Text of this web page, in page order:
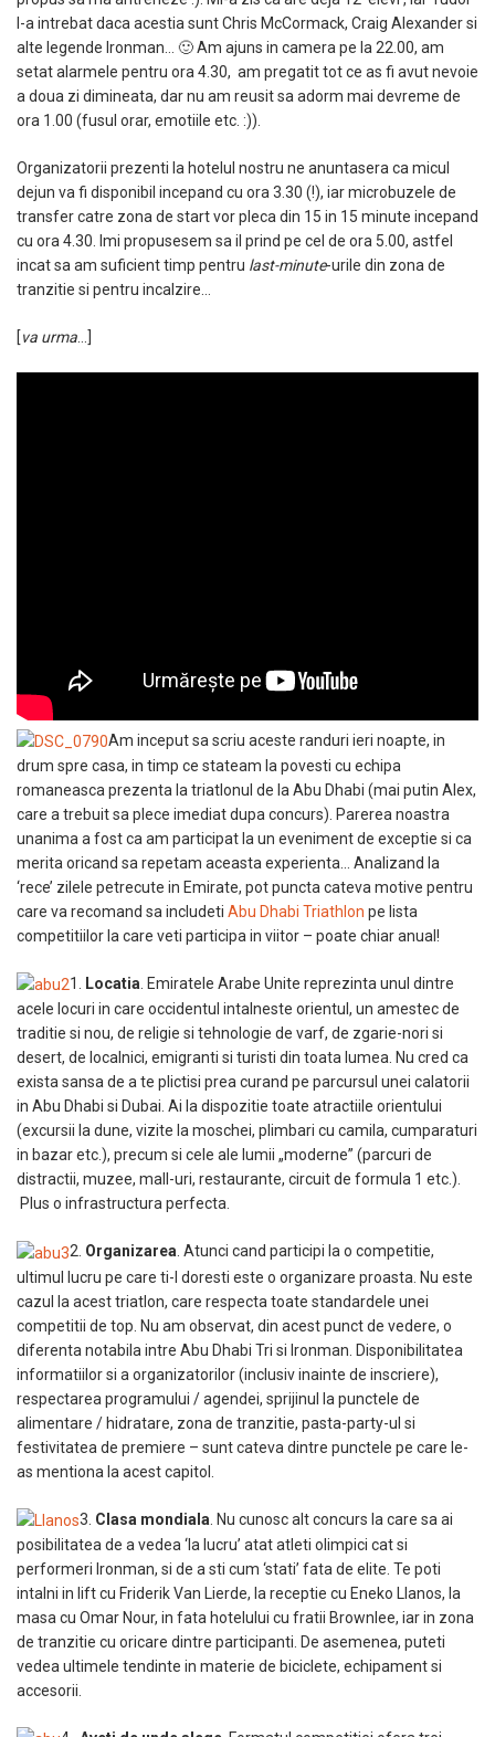
l-a intrebat daca acestia sunt Chris McCormack, Craig Alexander si
alte legende Ironman… 🙂 Am ajuns in camera pe la 22.00, am
setat alarmele pentru ora 4.30, am pregatit tot ce as fi avut nevoie
a doua zi dimineata, dar nu am reusit sa adorm mai devreme de
ora 1.00 (fusul orar, emotiile etc. :)).
Organizatorii prezenti la hotelul nostru ne anuntasera ca micul
dejun va fi disponibil incepand cu ora 3.30 (!), iar microbuzele de
transfer catre zona de start vor pleca din 15 in 15 minute incepand
cu ora 4.30. Imi propusesem sa il prind pe cel de ora 5.00, astfel
incat sa am suficient timp pentru last-minute-urile din zona de
tranzitie si pentru incalzire…
[va urma
Am inceput sa scriu aceste randuri ieri noapte, in
drum spre casa, in timp ce stateam la povesti cu echipa
romaneasca prezenta la triatlonul de la Abu Dhabi (mai putin Alex,
care a trebuit sa plece imediat dupa concurs). Parerea noastra
unanima a fost ca am participat la un eveniment de exceptie si ca
merita oricand sa repetam aceasta experienta… Analizand la
‘rece’ zilele petrecute in Emirate, pot puncta cateva motive pentru
care va recomand sa includeti Abu Dhabi Triathlon pe lista
competitiilor la care veti participa in viitor – poate chiar anual!
1. Locatia . Emiratele Arabe Unite reprezinta unul dintre
acele locuri in care occidentul intalneste orientul, un amestec de
traditie si nou, de religie si tehnologie de varf, de zgarie-nori si
desert, de localnici, emigranti si turisti din toata lumea. Nu cred ca
exista sansa de a te plictisi prea curand pe parcursul unei calatorii
in Abu Dhabi si Dubai. Ai la dispozitie toate atractiile orientului
(excursii la dune, vizite la moschei, plimbari cu camila, cumparaturi
in bazar etc.), precum si cele ale lumii „moderne” (parcuri de
distractii, muzee, mall-uri, restaurante, circuit de formula 1 etc.).
Plus o infrastructura perfecta.
2. Organizarea. Atunci cand participi la o competitie,
ultimul lucru pe care ti-l doresti este o organizare proasta. Nu este
cazul la acest triatlon, care respecta toate standardele unei
competitii de top. Nu am observat, din acest punct de vedere, o
diferenta notabila intre Abu Dhabi Tri si Ironman. Disponibilitatea
informatiilor si a organizatorilor (inclusiv inainte de inscriere),
respectarea programului / agendei, sprijinul la punctele de
alimentare / hidratare, zona de tranzitie, pasta-party-ul si
festivitatea de premiere – sunt cateva dintre punctele pe care le-
as mentiona la acest capitol.
3. Clasa mondiala . Nu cunosc alt concurs la care sa ai
posibilitatea de a vedea ‘la lucru’ atat atleti olimpici cat si
performeri Ironman, si de a sti cum ‘stati’ fata de elite. Te poti
intalni in lift cu Friderik Van Lierde, la receptie cu Eneko Llanos, la
masa cu Omar Nour, in fata hotelului cu fratii Brownlee, iar in zona
de tranzitie cu oricare dintre participanti. De asemenea, puteti
vedea ultimele tendinte in materie de biciclete, echipament si
accesorii.